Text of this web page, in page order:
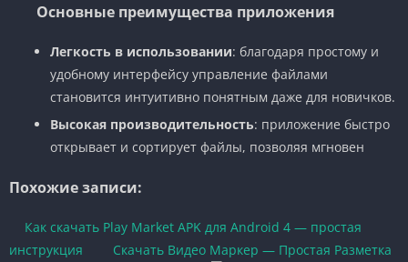
Основные преимущества приложения
Легкость в использовании: благодаря простому и
удобному интерфейсу управление файлами
становится интуитивно понятным даже для новичков.
Высокая производительность: приложение быстро
открывает и сортирует файлы, позволяя мгновен
Похожие записи:
Как скачать Play Market APK для Android 4 — простая
инструкция
Скачать Видео Маркер — Простая Разметка